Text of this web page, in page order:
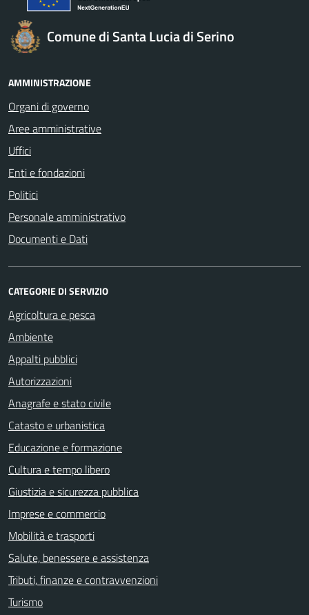
Comune di Santa Lucia di Serino
AMMINISTRAZIONE
Organi di governo
Aree amministrative
Uffici
Enti e fondazioni
Politici
Personale amministrativo
Documenti e Dati
CATEGORIE DI SERVIZIO
Agricoltura e pesca
Ambiente
Appalti pubblici
Autorizzazioni
Anagrafe e stato civile
Catasto e urbanistica
Educazione e formazione
Cultura e tempo libero
Giustizia e sicurezza pubblica
Imprese e commercio
Mobilità e trasporti
Salute, benessere e assistenza
Tributi, finanze e contravvenzioni
Turismo